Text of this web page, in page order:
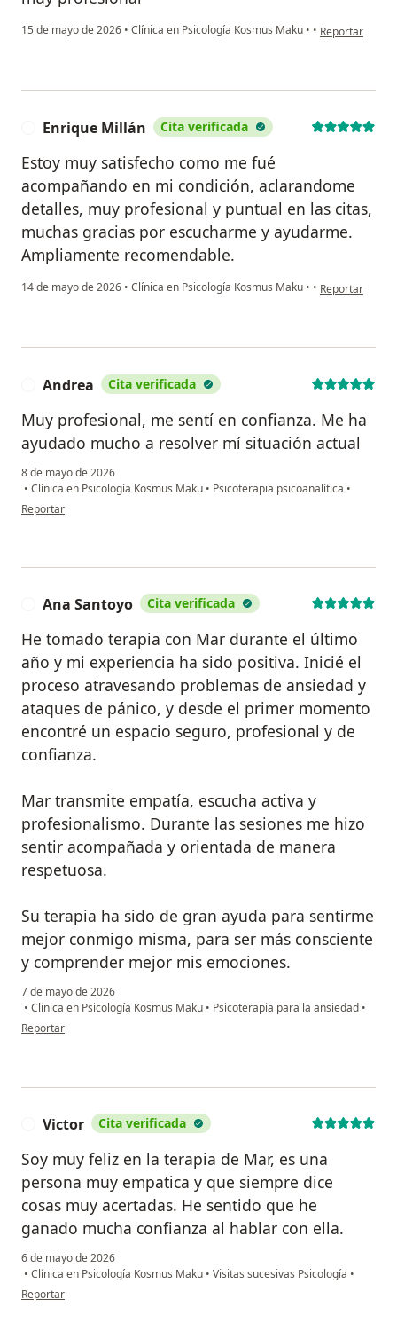
15 de mayo de 2026 • Clínica en Psicología Kosmus Maku • • en opinión del
Reportar
Enrique Millán Cita verificada
Estoy muy satisfecho como me fué
acompañando en mi condición, aclarandome
detalles, muy profesional y puntual en las citas,
muchas gracias por escucharme y ayudarme.
Ampliamente recomendable.
14 de mayo de 2026 • Clínica en Psicología Kosmus Maku • • en opinión del
Reportar
Andrea Cita verificada
Muy profesional, me sentí en confianza. Me ha
ayudado mucho a resolver mí situación actual
8 de mayo de 2026
• Clínica en Psicología Kosmus Maku • Psicoterapia psicoanalítica •
en opinión del usuario Andrea
Reportar
Ana Santoyo Cita verificada
He tomado terapia con Mar durante el último
año y mi experiencia ha sido positiva. Inicié el
proceso atravesando problemas de ansiedad y
ataques de pánico, y desde el primer momento
encontré un espacio seguro, profesional y de
confianza.
Mar transmite empatía, escucha activa y
profesionalismo. Durante las sesiones me hizo
sentir acompañada y orientada de manera
respetuosa.
Su terapia ha sido de gran ayuda para sentirme
mejor conmigo misma, para ser más consciente
y comprender mejor mis emociones.
7 de mayo de 2026
• Clínica en Psicología Kosmus Maku • Psicoterapia para la ansiedad •
en opinión del usuario Ana Santoyo
Reportar
Victor Cita verificada
Soy muy feliz en la terapia de Mar, es una
persona muy empatica y que siempre dice
cosas muy acertadas. He sentido que he
ganado mucha confianza al hablar con ella.
6 de mayo de 2026
• Clínica en Psicología Kosmus Maku • Visitas sucesivas Psicología •
en opinión del usuario Victor
Reportar